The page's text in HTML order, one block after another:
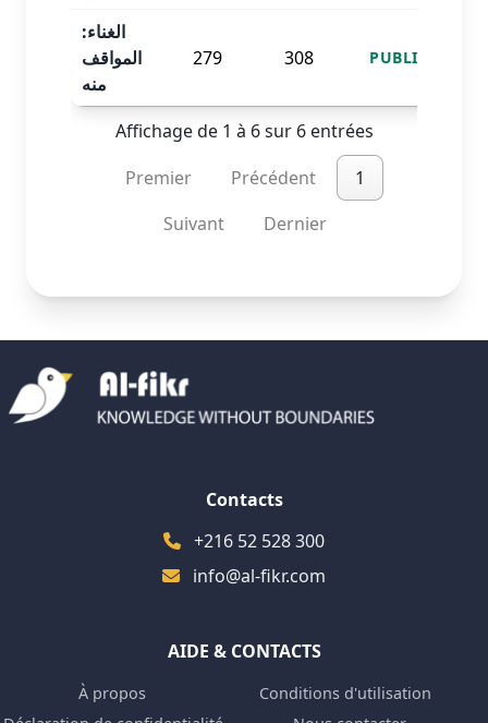
الغناء:
المواقف
منه
279 308 PUBLISHED
Affichage de 1 à 6 sur 6 entrées
Premier
Précédent
1
Suivant
Dernier
Contacts
+216 52 528 300
info@al-fikr.com
AIDE & CONTACTS
À propos
Conditions d'utilisation